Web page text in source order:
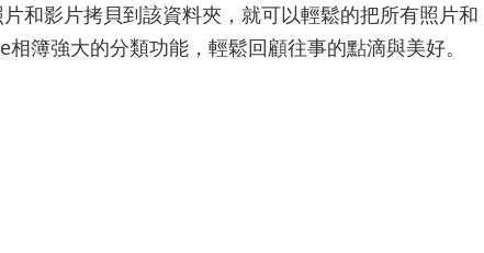
和影片拷貝到該資料夾，就可以輕鬆的把所有照片和
簿強大的分類功能，輕鬆回顧往事的點滴與美好。